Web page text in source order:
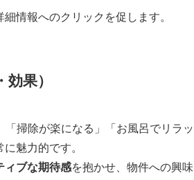
情報へのクリックを促します。
効果）
掃除が楽になる」「お風呂でリラッ
魅力的です。
ィブな期待感を抱かせ、物件への興味